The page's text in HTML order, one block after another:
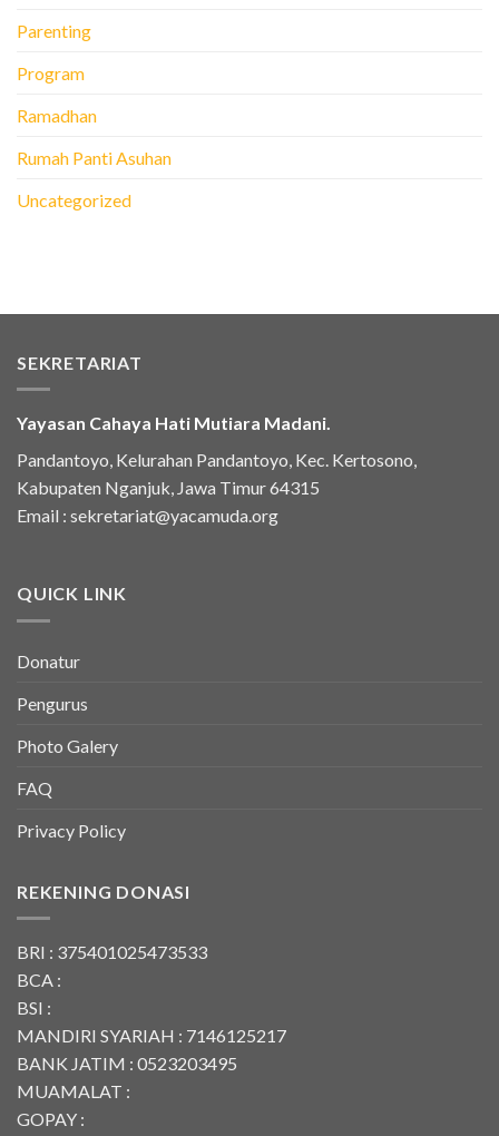
Parenting
Program
Ramadhan
Rumah Panti Asuhan
Uncategorized
SEKRETARIAT
Yayasan Cahaya Hati Mutiara Madani.
Pandantoyo, Kelurahan Pandantoyo, Kec. Kertosono,
Kabupaten Nganjuk, Jawa Timur 64315
Email : sekretariat@yacamuda.org
QUICK LINK
Donatur
Pengurus
Photo Galery
FAQ
Privacy Policy
REKENING DONASI
BRI : 375401025473533
BCA :
BSI :
MANDIRI SYARIAH : 7146125217
BANK JATIM : 0523203495
MUAMALAT :
GOPAY :